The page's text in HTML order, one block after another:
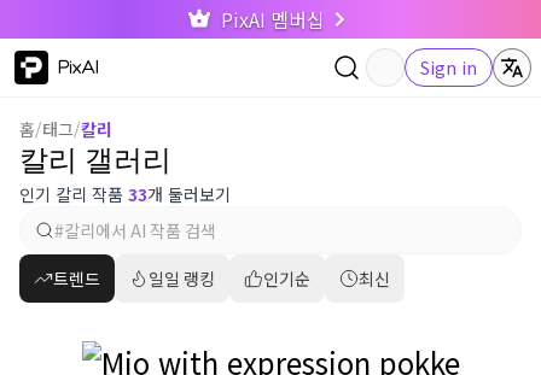
PixAI 멤버십
PixAI Sign in
홈/태그/칼리
칼리 갤러리
인기 칼리 작품 33개 둘러보기
트렌드 일일 랭킹 인기순 최신